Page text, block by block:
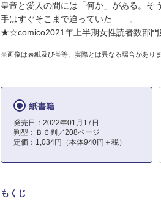
皇帝と愛人の間には「何か」がある。そ
手はすぐそこまで迫っていた――。
★☆comico2021年上半期女性読者数部
※画像は表紙及び帯等、実際とは異なる場合がありま
紙書籍
発売日：2022年01月17日
判型：Ｂ６判／208ページ
定価：1,034円（本体940円＋税）
もくじ